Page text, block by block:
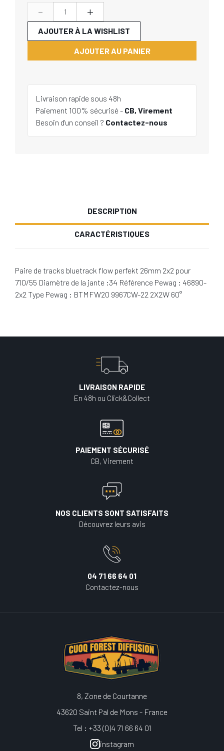
- +
AJOUTER AU PANIER
AJOUTER À LA WISHLIST
Livraison rapide sous 48h
Paiement 100% sécurisé - CB, Virement
Besoin d'un conseil ? Contactez-nous
DESCRIPTION
CARACTÉRISTIQUES
Paire de tracks bluetrack flow perfekt 26mm 2x2 pour
710/55 Diamètre de la jante :34 Référence Pewag : 46890-
2x2 Type Pewag : BTMFW20 9967CW-22 2X2W 60°
LIVRAISON RAPIDE
En 48h ou Click&Collect
PAIEMENT SÉCURISÉ
CB, Virement
NOS CLIENTS SONT SATISFAITS
Découvrez leurs avis
04 71 66 64 01
Contactez-nous
8, Zone de Courtanne
43620 Saint Pal de Mons - France
Tel : +33 (0)4 71 66 64 01
instagram